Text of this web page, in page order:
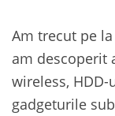
Am trecut pe
am descoperit
wireless,
gadgeturile